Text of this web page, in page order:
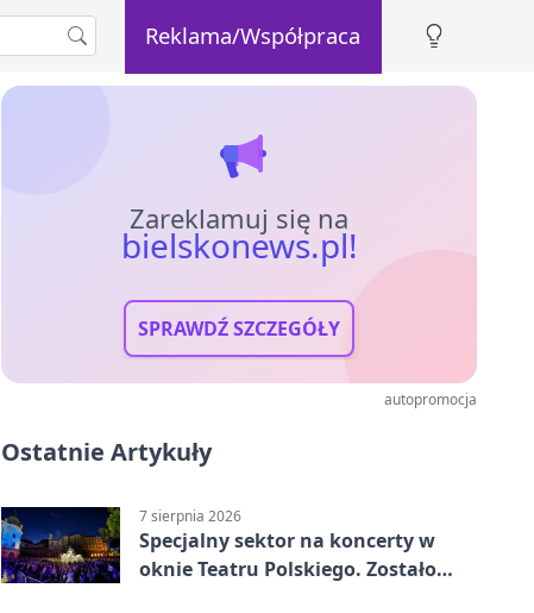
Reklama/Współpraca
Zareklamuj się na
bielskonews.pl!
SPRAWDŹ SZCZEGÓŁY
autopromocja
Ostatnie Artykuły
7 sierpnia 2026
Specjalny sektor na koncerty w
oknie Teatru Polskiego. Zostało